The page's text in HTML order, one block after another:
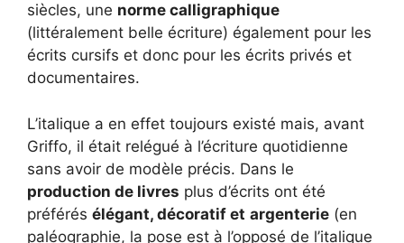
siècles, une norme calligraphique
(littéralement belle écriture) également pour les
écrits cursifs et donc pour les écrits privés et
documentaires.
L’italique a en effet toujours existé mais, avant
Griffo, il était relégué à l’écriture quotidienne
sans avoir de modèle précis. Dans le
production de livres plus d’écrits ont été
préférés élégant, décoratif et argenterie (en
paléographie, la pose est à l’opposé de l’italique